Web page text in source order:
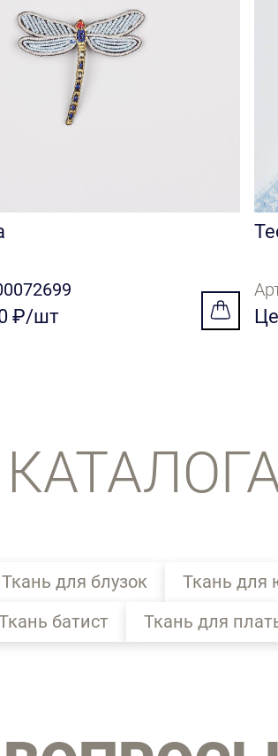
₽/шт
Ткань для блузок
Ткань для
батист Ткань для